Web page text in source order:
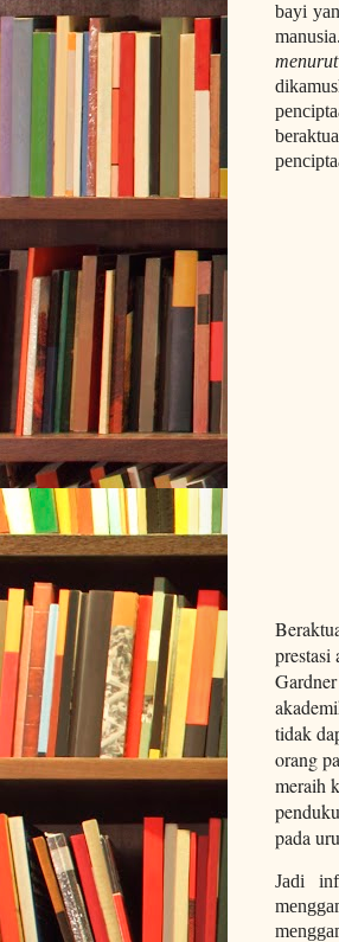
bayi
prestasi
tidak
orang
meraih
pada
Jadi